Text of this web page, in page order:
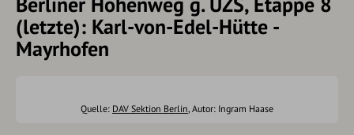
(letzte): Karl-von-Edel-Hütte -
Mayrhofen
Quelle: DAV Sektion Berlin, Autor: Ingram Haase